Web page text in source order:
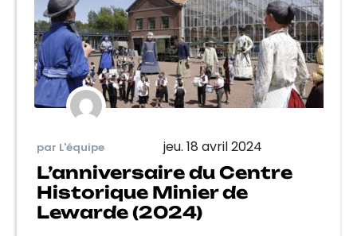
par L'équipe jeu. 18 avril 2024
L’anniversaire du Centre
Historique Minier de
Lewarde (2024)